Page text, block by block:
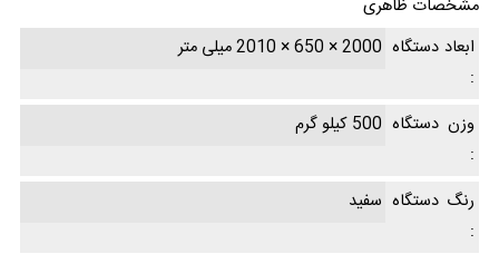
مشخصات ظاهری
ابعاد دستگاه
:
2000 × 650 × 2010 میلی متر
وزن دستگاه
:
500 کیلو گرم
رنگ دستگاه
:
سفید